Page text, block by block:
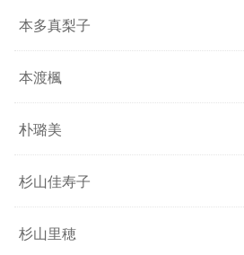
本多真梨子
本渡楓
朴璐美
杉山佳寿子
杉山里穂